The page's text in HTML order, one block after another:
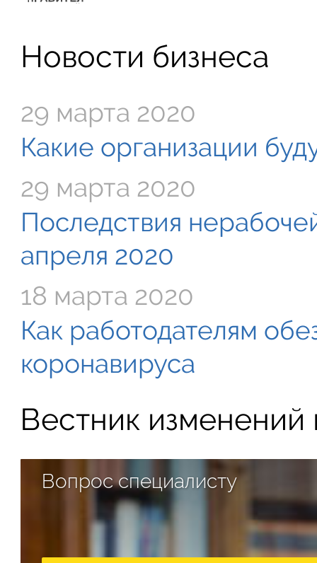
Новости бизнеса
29 марта 2020
Какие организации
29 марта 2020
Последствия
апреля 2020
18 марта 2020
Как работодателям
коронавируса
Вестник изменений
Вопрос специалисту